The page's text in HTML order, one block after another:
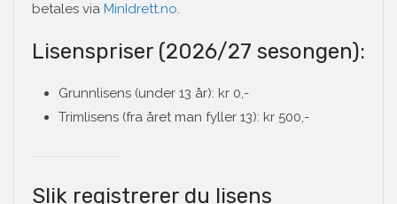
betales via MinIdrett.no
Lisenspriser (2026/27 sesongen):
Grunnlisens (under 13 år): kr 0,-
Trimlisens (fra året man fyller 13): kr 500,-
Slik registrerer du lisens